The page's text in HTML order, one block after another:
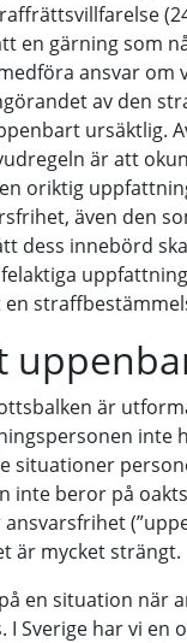
en gärning som
ansvar om
av den
ursäktlig.
är att
oriktig
även den
dess innebörd
är
situationer
inte beror på
är mycket strängt.
en situation när
I Sverige har vi